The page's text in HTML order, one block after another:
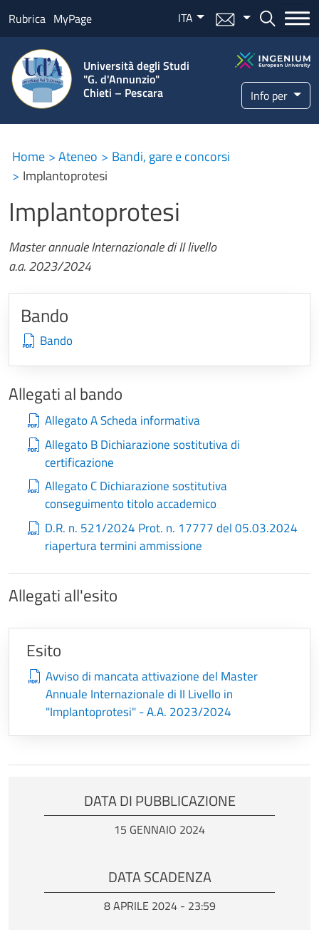
Salta al contenuto principale
Rubrica MyPage ITA Menu mail Bottone
Università degli Studi
"G. d'Annunzio"
Chieti – Pescara Info per
Home Ateneo
Bandi, gare e concorsi
Implantoprotesi
Implantoprotesi
Master annuale Internazionale di II livello
a.a. 2023/2024
Bando
Bando
Allegati al bando
Allegato A Scheda informativa
Allegato B Dichiarazione sostitutiva di
certificazione
Allegato C Dichiarazione sostitutiva
conseguimento titolo accademico
D.R. n. 521/2024 Prot. n. 17777 del 05.03.2024
riapertura termini ammissione
Allegati all'esito
Esito
Avviso di mancata attivazione del Master
Annuale Internazionale di II Livello in
"Implantoprotesi" - A.A. 2023/2024
DATA DI PUBBLICAZIONE
15 GENNAIO 2024
DATA SCADENZA
8 APRILE 2024 - 23:59